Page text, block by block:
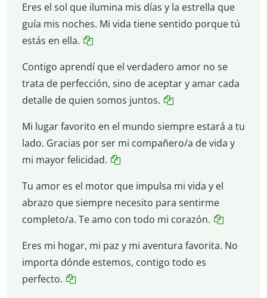
Eres el sol que ilumina mis días y la estrella que
guía mis noches. Mi vida tiene sentido porque tú
estás en ella.
Contigo aprendí que el verdadero amor no se
trata de perfección, sino de aceptar y amar cada
detalle de quien somos juntos.
Mi lugar favorito en el mundo siempre estará a tu
lado. Gracias por ser mi compañero/a de vida y
mi mayor felicidad.
Tu amor es el motor que impulsa mi vida y el
abrazo que siempre necesito para sentirme
completo/a. Te amo con todo mi corazón.
Eres mi hogar, mi paz y mi aventura favorita. No
importa dónde estemos, contigo todo es
perfecto.